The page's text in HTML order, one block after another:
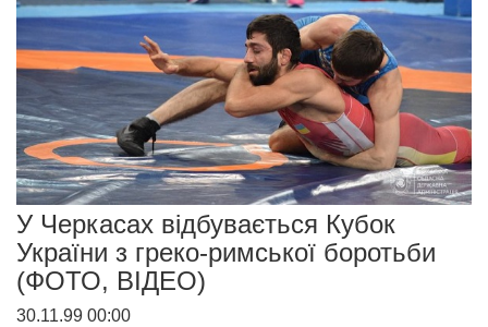
У Черкасах відбувається Кубок
України з греко-римської боротьби
(ФОТО, ВІДЕО)
30.11.99 00:00